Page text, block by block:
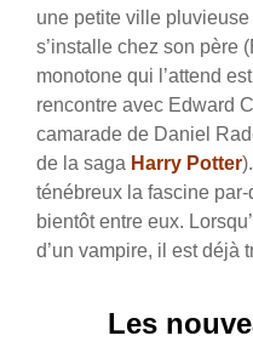
une petite ville pluvieuse
s’installe chez son père
monotone qui l’attend
rencontre avec Edward
camarade de Daniel
de la saga Harry Potter
ténébreux la fascine
bientôt entre eux.
d’un vampire, il est déjà
Les